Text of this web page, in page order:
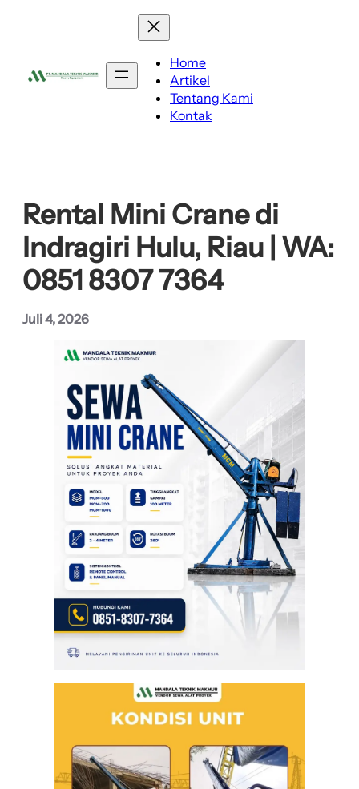
Home
Artikel
Tentang Kami
Kontak
Rental Mini Crane di
Indragiri Hulu, Riau | WA:
0851 8307 7364
Juli 4, 2026